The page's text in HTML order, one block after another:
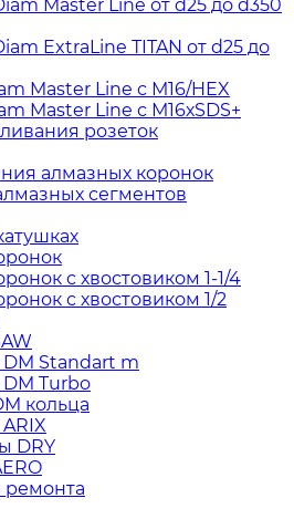
Master Line от d25 до d350
ExtraLine ТITAN от d25 до
Master Line с М16/HEX
Master Line с М16хSDS+
розеток
алмазных коронок
сегментов
с хвостовиком 1-1/4
с хвостовиком 1/2
Standart m
Turbo
кольца
DRY